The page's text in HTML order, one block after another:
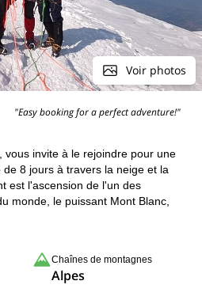
Voir photos
"Easy booking for a perfect adventure!"
vous invite à le rejoindre pour une
8 jours à travers la neige et la
est l'ascension de l'un des
monde, le puissant Mont Blanc,
Chaînes de montagnes
Alpes